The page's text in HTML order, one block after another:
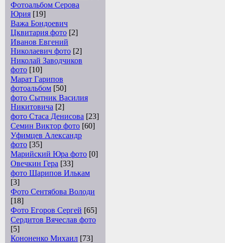
Фотоальбом Серова
Юрия [19]
Важа Бондоевич
Цквитария фото [2]
Иванов Евгений
Николаевич фото [2]
Николай Заводчиков
фото [10]
Марат Гарипов
фотоальбом [50]
фото Сытник Василия
Никитовича [2]
фото Стаса Денисова [23]
Семин Виктор фото [60]
Уфимцев Александр
фото [35]
Марийский Юра фото [0]
Овечкин Гера [33]
фото Шарипов Илькам
[3]
Фото Сентябова Володи
[18]
Фото Егоров Сергей [65]
Сердитов Вячеслав фото
[5]
Кононенко Михаил [73]